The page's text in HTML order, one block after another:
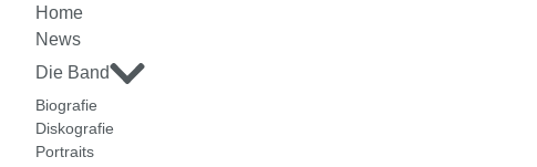
Home
News
Die Band
Biografie
Diskografie
Portraits